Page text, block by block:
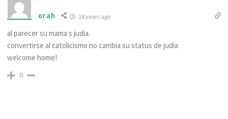
orah 18 years ago
al parecer su mama s judia.
convertirse al catolicismo no cambia su status de judia
welcome home!
0